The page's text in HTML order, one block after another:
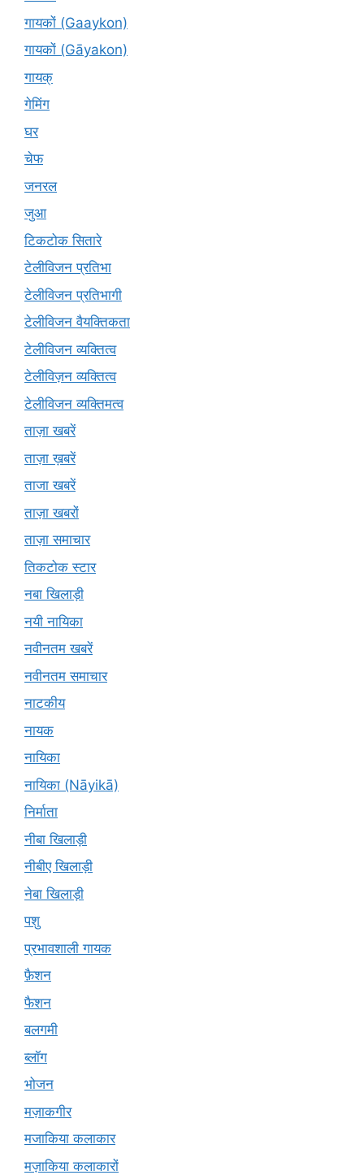
गायकों (Gaaykon)
गायकों (Gāyakon)
गायक्
गेमिंग
घर
चेफ
जनरल
जुआ
टिकटोक सितारे
टेलीविजन प्रतिभा
टेलीविजन प्रतिभागी
टेलीविजन वैयक्तिकता
टेलीविजन व्यक्तित्व
टेलीविज़न व्यक्तित्व
टेलीविजन व्यक्तिमत्व
ताज़ा खबरें
ताज़ा ख़बरें
ताजा खबरें
ताज़ा खबरों
ताज़ा समाचार
तिकटोक स्टार
नबा खिलाड़ी
नयी नायिका
नवीनतम खबरें
नवीनतम समाचार
नाटकीय
नायक
नायिका
नायिका (Nāyikā)
निर्माता
नीबा खिलाड़ी
नीबीए खिलाड़ी
नेबा खिलाड़ी
पशु
प्रभावशाली गायक
फ़ैशन
फैशन
बलगमी
ब्लॉग
भोजन
मज़ाकगीर
मजाकिया कलाकार
मज़ाकिया कलाकारों